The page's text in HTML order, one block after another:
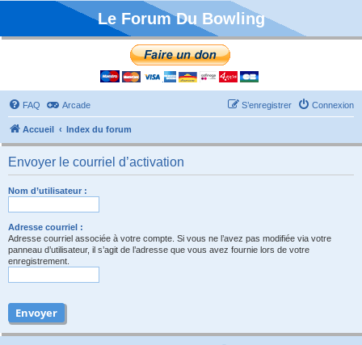
Le Forum Du Bowling
FAQ Arcade Connexion
S’enregistrer
Accueil Index du forum
Envoyer le courriel d’activation
Nom d’utilisateur :
Adresse courriel :
Adresse courriel associée à votre compte. Si vous ne l’avez pas modifiée via votre
panneau d’utilisateur, il s’agit de l’adresse que vous avez fournie lors de votre
enregistrement.